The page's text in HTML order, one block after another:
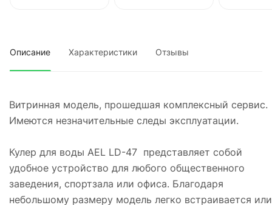
Описание Характеристики Отзывы
Витринная модель, прошедшая комплексный сервис.
Имеются незначительные следы эксплуатации.
Кулер для воды AEL LD-47 представляет собой
удобное устройство для любого общественного
заведения, спортзала или офиса. Благодаря
небольшому размеру модель легко встраивается или